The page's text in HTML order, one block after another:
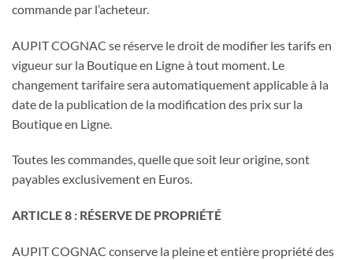
commande par l’acheteur.
AUPIT COGNAC se réserve le droit de modifier les tarifs en
vigueur sur la Boutique en Ligne à tout moment. Le
changement tarifaire sera automatiquement applicable à la
date de la publication de la modification des prix sur la
Boutique en Ligne.
Toutes les commandes, quelle que soit leur origine, sont
payables exclusivement en Euros.
ARTICLE 8 : RÉSERVE DE PROPRIÉTÉ
AUPIT COGNAC conserve la pleine et entière propriété des